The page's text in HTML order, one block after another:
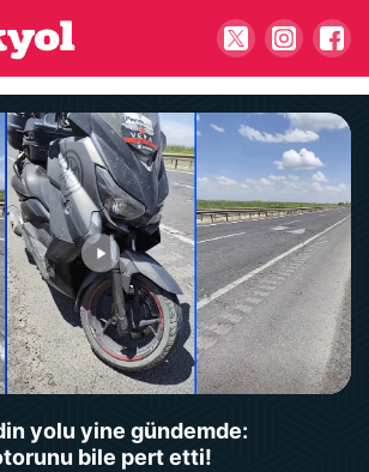
yolu yine gündemde:
bile pert etti!
bitirecek hamle! 3,5 ayda